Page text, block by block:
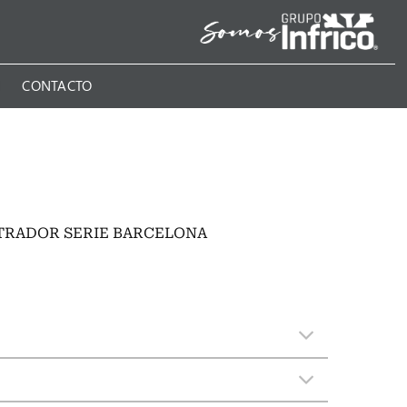
CONTACTO
SERIE BARCELONA